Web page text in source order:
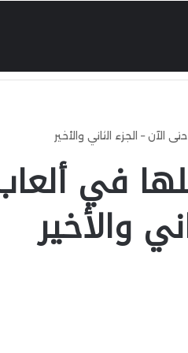
حلها في
والأخير